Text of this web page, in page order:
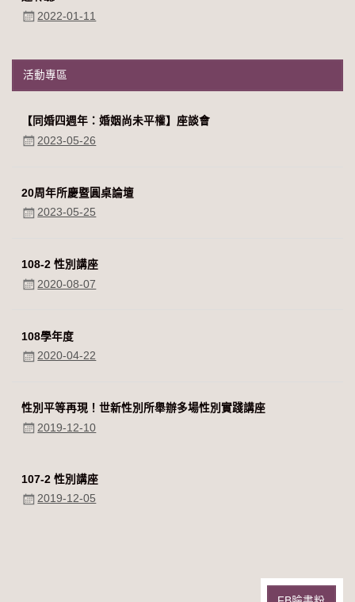
2022-01-11
活動專區
【同婚四週年：婚姻尚未平權】座談會
2023-05-26
20周年所慶暨圓桌論壇
2023-05-25
108-2 性別講座
2020-08-07
108學年度
2020-04-22
性別平等再現！世新性別所舉辦多場性別實踐講座
2019-12-10
107-2 性別講座
2019-12-05